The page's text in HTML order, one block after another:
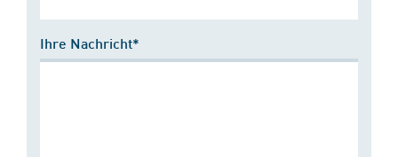
Ihre Nachricht*